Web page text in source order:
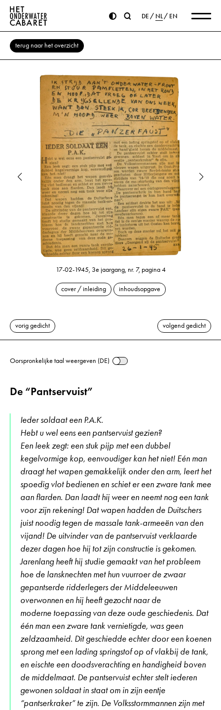
DE NL EN
terug naar het overzicht
17-02-1945, 3e jaargang, nr. 7, pagina 4
cover / inleiding inhoudsopgave
vorig gedicht volgend gedicht
Oorspronkelijke taal weergeven (DE)
De “Pantservuist”
Ieder soldaat een P.A.K.
Hebt u wel eens een pantservuist gezien?
Een leek zegt: een stuk pijp met een dubbel
kegelvormige kop, eenvoudiger kan het niet! Eén man
draagt het wapen gemakkelijk onder den arm, leert het
spoedig vlot bedienen en schiet er een zware tank mee
aan flarden. Dan laadt hij weer en neemt nog een tank
voor zijn rekening! Dat wapen hadden de Duitschers
juist noodig tegen de massale tank-armeeën van den
vijand! De uitvinder van de pantservuist verklaarde
dezer dagen hoe hij tot zijn constructie is gekomen.
Jarenlang heeft hij studie gemaakt van het probleem
hoe de lansknechten met hun vuurroer de zwaar
gepantserde ridderlegers der Middeleeuwen
overwonnen en hij heeft gezocht naar de
moderne toepassing van deze oude geschiedenis. Dat
één man een zware tank vernietigde, was geen
zeldzaamheid. Dit geschiedde echter door een koenen
sprong met een lading springstof op of vlakbij de tank,
en eischte een doodsverachting en handigheid boven
de middelmaat. De pantservuist echter stelt iederen
gewonen soldaat in staat om in zijn eentje
“pantserkraker” te zijn. De Volksstormmannen zijn met